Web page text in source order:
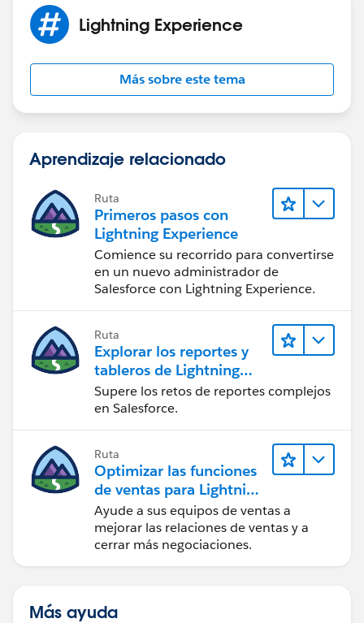
</design:component>
Lightning Experience
Más sobre este tema
Aprendizaje relacionado
Ruta
Primeros pasos con
Lightning Experience
Comience su recorrido para convertirse
en un nuevo administrador de
Salesforce con Lightning Experience.
Ruta
Explorar los reportes y
tableros de Lightning
Experience
Supere los retos de reportes complejos
en Salesforce.
Ruta
Optimizar las funciones
de ventas para Lightning
Experience
Ayude a sus equipos de ventas a
mejorar las relaciones de ventas y a
cerrar más negociaciones.
Más ayuda